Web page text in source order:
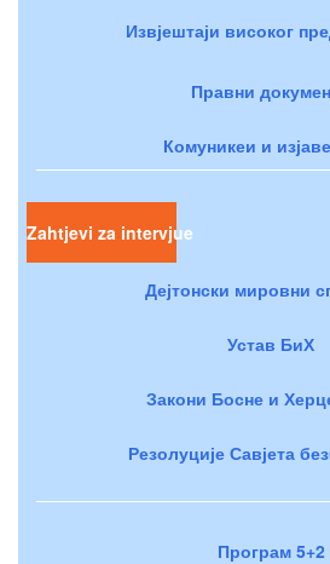
Извјештаји високог
Правни
Комуникеи и
Zahtjevi za intervjue
Дејтонски мировни
Устав БиХ
Закони Босне и
Резолуције Савјета
Програм 5+2